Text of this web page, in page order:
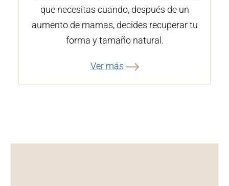
que necesitas cuando, después de un
aumento de mamas, decides recuperar tu
forma y tamaño natural.
Ver más